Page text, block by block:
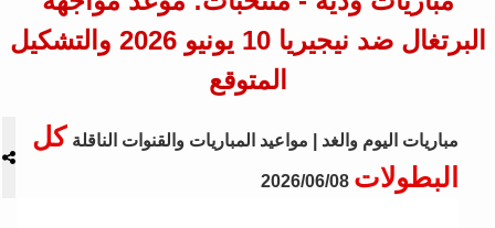
البرتغال ضد نيجيريا 10 يونيو 2026 والتشكيل
المتوقع
مباريات اليوم والغد | مواعيد المباريات والقنوات الناقلة كل
البطولات 2026/06/08